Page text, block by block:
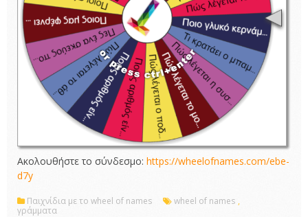
Ακολουθήστε το σύνδεσμο: https://wheelofnames.com/ebe-
d7y
Παιχνίδια με το wheel of names wheel of names ,
γράμματα